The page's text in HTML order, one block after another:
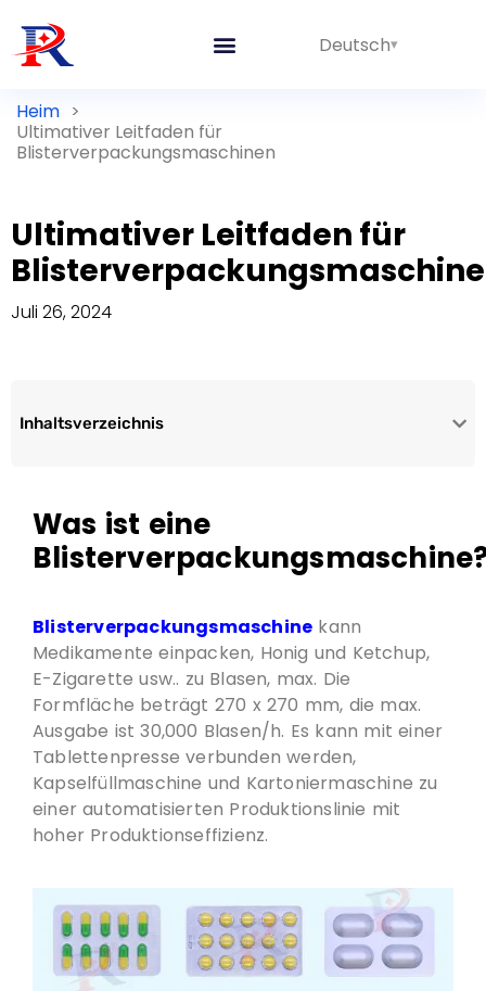
Deutsch
Heim >
Ultimativer Leitfaden für
Blisterverpackungsmaschinen
Ultimativer Leitfaden für
Juli 26, 2024
Inhaltsverzeichnis
Was ist eine
Blisterverpackungsmaschine kann
Medikamente einpacken, Honig und Ketchup,
E-Zigarette usw.. zu Blasen, max. Die
Formfläche beträgt 270 x 270 mm, die max.
Ausgabe ist 30,000 Blasen/h. Es kann mit einer
Tablettenpresse verbunden werden,
Kapselfüllmaschine und Kartoniermaschine zu
einer automatisierten Produktionslinie mit
hoher Produktionseffizienz.